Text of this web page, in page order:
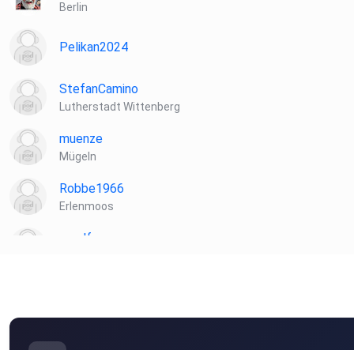
Berlin
Pelikan2024
StefanCamino
Lutherstadt Wittenberg
muenze
Mügeln
Robbe1966
Erlenmoos
muelf
Laela